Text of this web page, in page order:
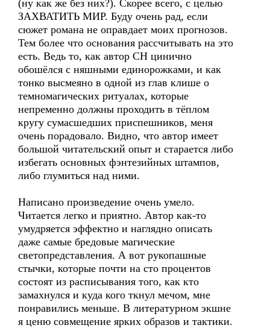
(ну как же без них?). Скорее всего, с целью
ЗАХВАТИТЬ МИР. Буду очень рад, если
сюжет романа не оправдает моих прогнозов.
Тем более что основания рассчитывать на это
есть. Ведь то, как автор СН цинично
обошёлся с няшными единорожками, и как
тонко высмеяно в одной из глав клише о
темномагических ритуалах, которые
непременно должны проходить в тёплом
кругу сумасшедших приспешников, меня
очень порадовало. Видно, что автор имеет
большой читательский опыт и старается либо
избегать основных фэнтезийных штампов,
либо глумиться над ними.
Написано произведение очень умело.
Читается легко и приятно. Автор как-то
умудряется эффектно и наглядно описать
даже самые бредовые магические
светопредставления. А вот рукопашные
стычки, которые почти на сто процентов
состоят из расписывания того, как кто
замахнулся и куда кого ткнул мечом, мне
понравились меньше. В литературном экшне
я ценю совмещение ярких образов и тактики.